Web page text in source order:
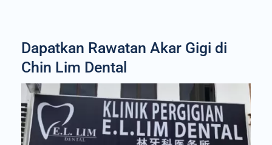
Dapatkan Rawatan Akar Gigi di
Chin Lim Dental